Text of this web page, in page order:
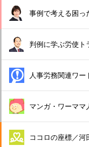
事例で考える困っ
判例に学ぶ労使ト
人事労務関連ワー
マンガ・ワーママ
ココロの座標／河